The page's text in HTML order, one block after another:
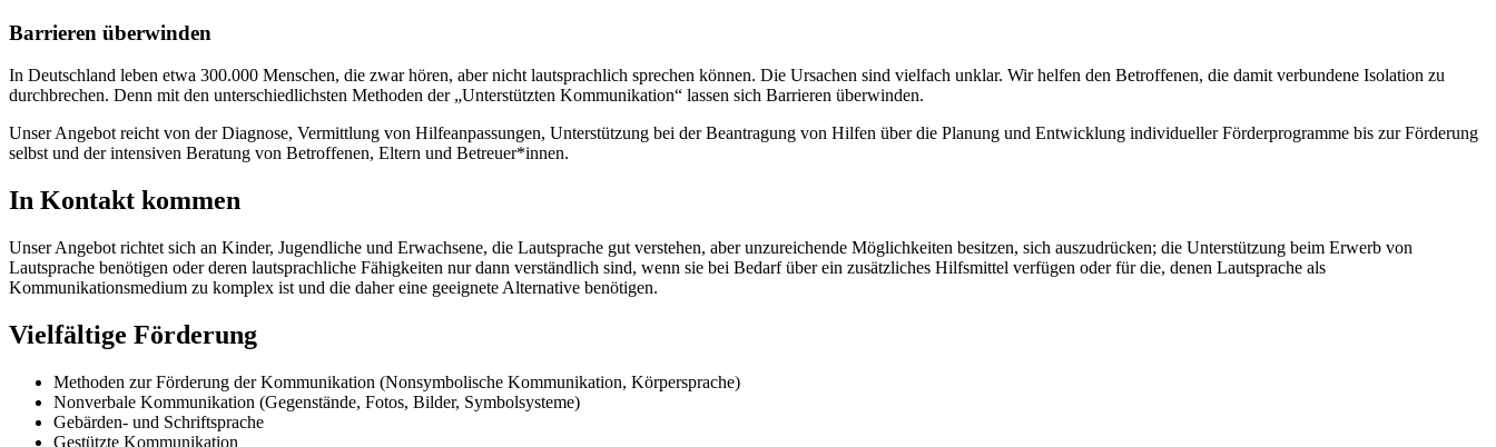
Barrieren überwinden
In Deutschland leben etwa 300.000 Menschen, die zwar hören, aber nicht lautsprachlich sprechen können. Die Ursachen sind vielfach unklar. Wir helfen den Betroffenen, die damit verbundene Isolation zu
durchbrechen. Denn mit den unterschiedlichsten Methoden der „Unterstützten Kommunikation“ lassen sich Barrieren überwinden.
Unser Angebot reicht von der Diagnose, Vermittlung von Hilfeanpassungen, Unterstützung bei der Beantragung von Hilfen über die Planung und Entwicklung individueller Förderprogramme bis zur Förderung
selbst und der intensiven Beratung von Betroffenen, Eltern und Betreuer*innen.
In Kontakt kommen
Unser Angebot richtet sich an Kinder, Jugendliche und Erwachsene, die Lautsprache gut verstehen, aber unzureichende Möglichkeiten besitzen, sich auszudrücken; die Unterstützung beim Erwerb von
Lautsprache benötigen oder deren lautsprachliche Fähigkeiten nur dann verständlich sind, wenn sie bei Bedarf über ein zusätzliches Hilfsmittel verfügen oder für die, denen Lautsprache als
Kommunikationsmedium zu komplex ist und die daher eine geeignete Alternative benötigen.
Vielfältige Förderung
Methoden zur Förderung der Kommunikation (Nonsymbolische Kommunikation, Körpersprache)
Nonverbale Kommunikation (Gegenstände, Fotos, Bilder, Symbolsysteme)
Gebärden- und Schriftsprache
Gestützte Kommunikation